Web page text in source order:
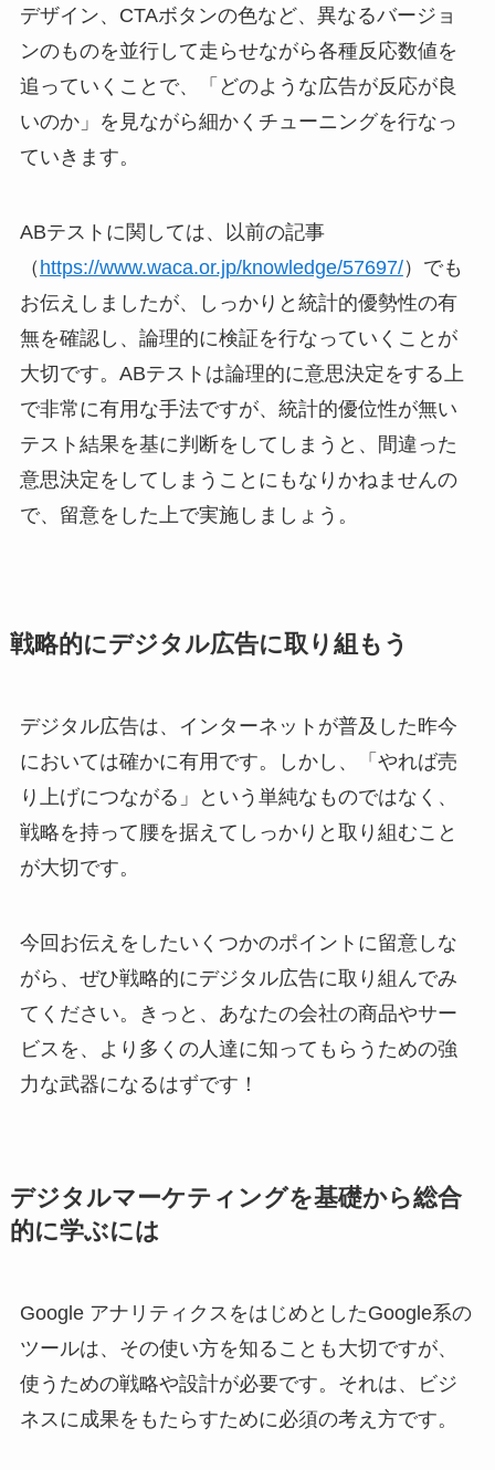
デザイン、CTAボタンの色など、異なるバージョ
ンのものを並行して走らせながら各種反応数値を
追っていくことで、「どのような広告が反応が良
いのか」を見ながら細かくチューニングを行なっ
ていきます。
ABテストに関しては、以前の記事
（ https://www.waca.or.jp/knowledge/57697/）でも
お伝えしましたが、しっかりと統計的優勢性の有
無を確認し、論理的に検証を行なっていくことが
大切です。ABテストは論理的に意思決定をする上
で非常に有用な手法ですが、統計的優位性が無い
テスト結果を基に判断をしてしまうと、間違った
意思決定をしてしまうことにもなりかねませんの
で、留意をした上で実施しましょう。
戦略的にデジタル広告に取り組もう
デジタル広告は、インターネットが普及した昨今
においては確かに有用です。しかし、「やれば売
り上げにつながる」という単純なものではなく、
戦略を持って腰を据えてしっかりと取り組むこと
が大切です。
今回お伝えをしたいくつかのポイントに留意しな
がら、ぜひ戦略的にデジタル広告に取り組んでみ
てください。きっと、あなたの会社の商品やサー
ビスを、より多くの人達に知ってもらうための強
力な武器になるはずです！
デジタルマーケティングを基礎から総合
的に学ぶには
Google アナリティクスをはじめとしたGoogle系の
ツールは、その使い方を知ることも大切ですが、
使うための戦略や設計が必要です。それは、ビジ
ネスに成果をもたらすために必須の考え方です。